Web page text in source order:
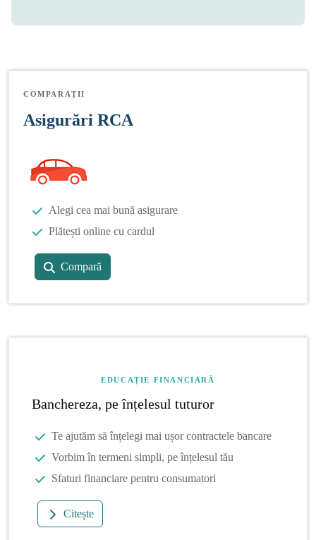
COMPARAȚII
Asigurări RCA
Alegi cea mai bună asigurare
Plătești online cu cardul
Compară
EDUCAȚIE FINANCIARĂ
Banchereza, pe înțelesul tuturor
Te ajutăm să înțelegi mai ușor contractele bancare
Vorbim în termeni simpli, pe înțelesul tău
Sfaturi financiare pentru consumatori
Citește